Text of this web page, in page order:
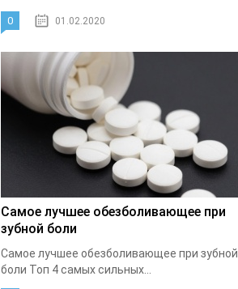
0 01.02.2020
Самое лучшее обезболивающее при
зубной боли
Самое лучшее обезболивающее при зубной
боли Топ 4 самых сильных...